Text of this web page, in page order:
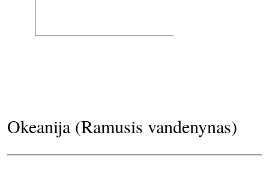
Okeanija (Ramusis vandenynas)